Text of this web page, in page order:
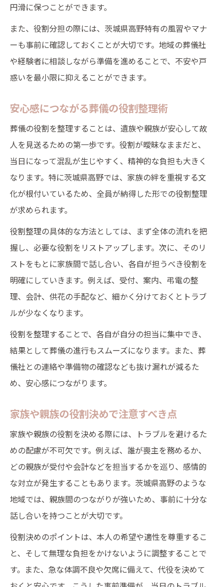
円滑に保つことができます。
また、役割分担の際には、茨城県高野特有の風習やマナ
ーも事前に確認しておくことが大切です。地域の葬儀社
や経験者に相談しながら準備を進めることで、不安や戸
惑いを最小限に抑えることができます。
安心感につながる葬儀の役割整理術
葬儀の役割を整理することは、遺族や親族が安心して故
人を見送るための第一歩です。役割が曖昧なままだと、
当日になって混乱が生じやすく、精神的な負担も大きく
なります。特に茨城県高野では、家族の絆を重視する文
化が根付いているため、全員が納得した形での役割整理
が求められます。
役割整理の具体的な方法としては、まず全体の流れを把
握し、必要な役割をリストアップします。次に、そのリ
ストをもとに家族間で話し合い、各自が担うべき役割を
明確にしていきます。例えば、受付、案内、弔電の整
理、会計、供花の手配など、細かく分けておくとトラブ
ルが少なくなります。
役割を整理することで、各自が自分の担当に集中でき、
結果として葬儀の進行もスムーズになります。また、葬
儀社との連絡や準備物の確認なども抜け漏れが減るた
め、安心感につながります。
家族や親族の役割決めで注意すべき点
家族や親族の役割を決める際には、トラブルを避けるた
めの配慮が不可欠です。例えば、誰が喪主を務めるか、
どの親族が受付や会計などを担当するかを巡り、感情的
な対立が発生することもあります。茨城県高野のような
地域では、親族間のつながりが強いため、事前に十分な
話し合いを持つことが大切です。
役割決めのポイントは、本人の希望や適性を尊重するこ
と、そして無理な負担をかけないように調整することで
す。また、急な体調不良や欠席に備えて、代役を決めて